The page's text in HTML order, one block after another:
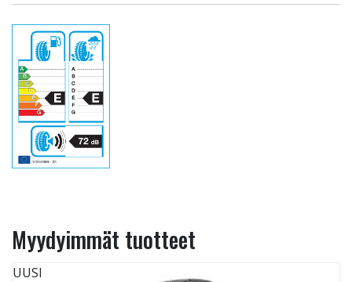
Myydyimmät tuotteet
UUSI